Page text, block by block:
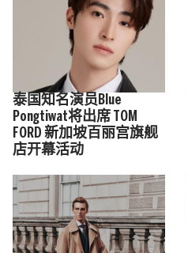
泰国知名演员Blue
Pongtiwat将出席 TOM
FORD 新加坡百丽宫旗舰
店开幕活动